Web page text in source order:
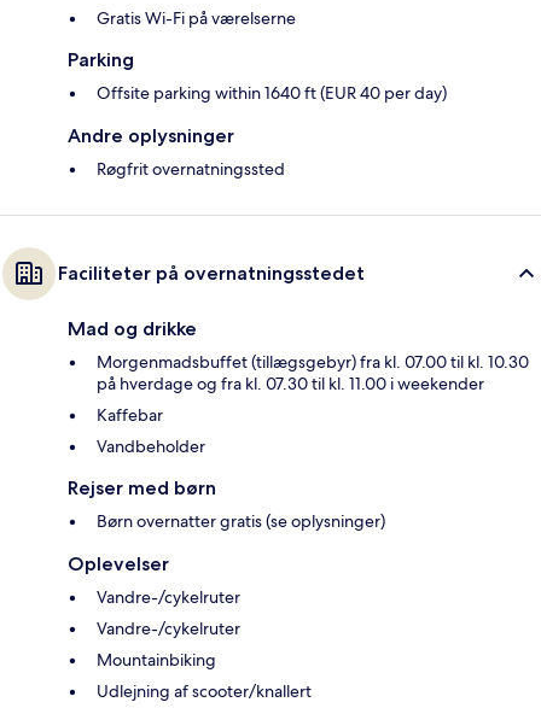
Gratis Wi-Fi på værelserne
Parking
Offsite parking within 1640 ft (EUR 40 per day)
Andre oplysninger
Røgfrit overnatningssted
Faciliteter på overnatningsstedet
Mad og drikke
Morgenmadsbuffet (tillægsgebyr) fra kl. 07.00 til kl. 10.30
på hverdage og fra kl. 07.30 til kl. 11.00 i weekender
Kaffebar
Vandbeholder
Rejser med børn
Børn overnatter gratis (se oplysninger)
Oplevelser
Vandre-/cykelruter
Vandre-/cykelruter
Mountainbiking
Udlejning af scooter/knallert